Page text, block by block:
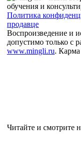
обучения и
Политика
продавце
Воспроизведение и
допустимо только с
www.mingli.ru. Карма
Читайте и смотрите